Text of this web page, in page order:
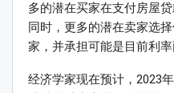
多的潜在买家在支付房屋
同时，更多的潜在卖家选
家，并承担可能是目前利率
经济学家现在预计，2023